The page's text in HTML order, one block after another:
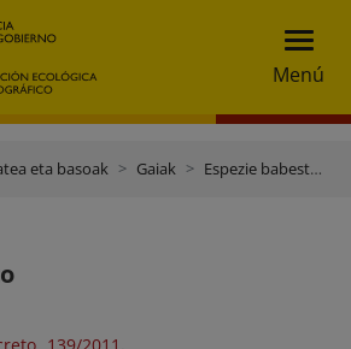
Menú
eta basoak Gaiak Espezie babestea